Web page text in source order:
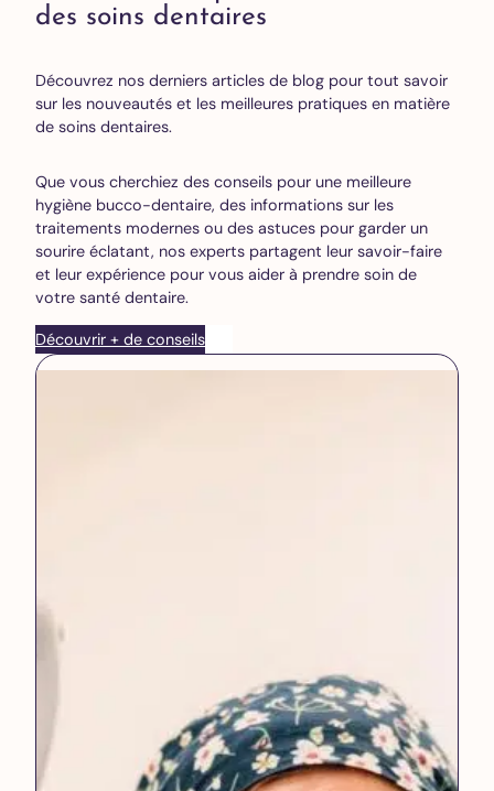
des soins dentaires
Découvrez nos derniers articles de blog pour tout savoir
sur les nouveautés et les meilleures pratiques en matière
de soins dentaires.
Que vous cherchiez des conseils pour une meilleure
hygiène bucco-dentaire, des informations sur les
traitements modernes ou des astuces pour garder un
sourire éclatant, nos experts partagent leur savoir-faire
et leur expérience pour vous aider à prendre soin de
votre santé dentaire.
Découvrir + de conseils